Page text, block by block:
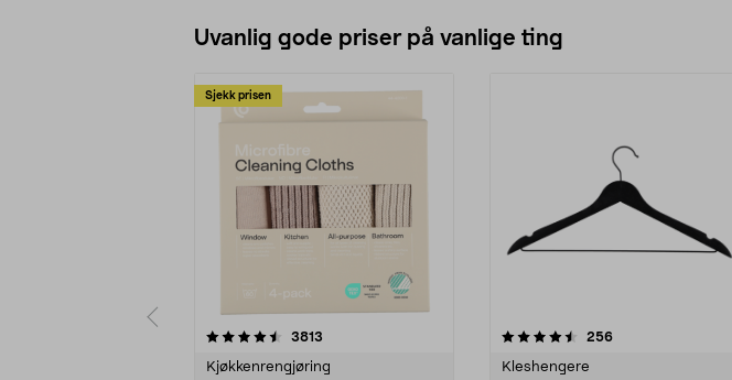
Uvanlig gode priser på vanlige ting
Sjekk prisen
3813
Kjøkkenrengjøring
4.5av 5 stjerner 256anmeldelser
Kleshengere
4.5av 5 stjerner